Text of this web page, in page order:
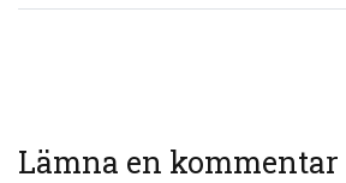
Lämna en kommentar